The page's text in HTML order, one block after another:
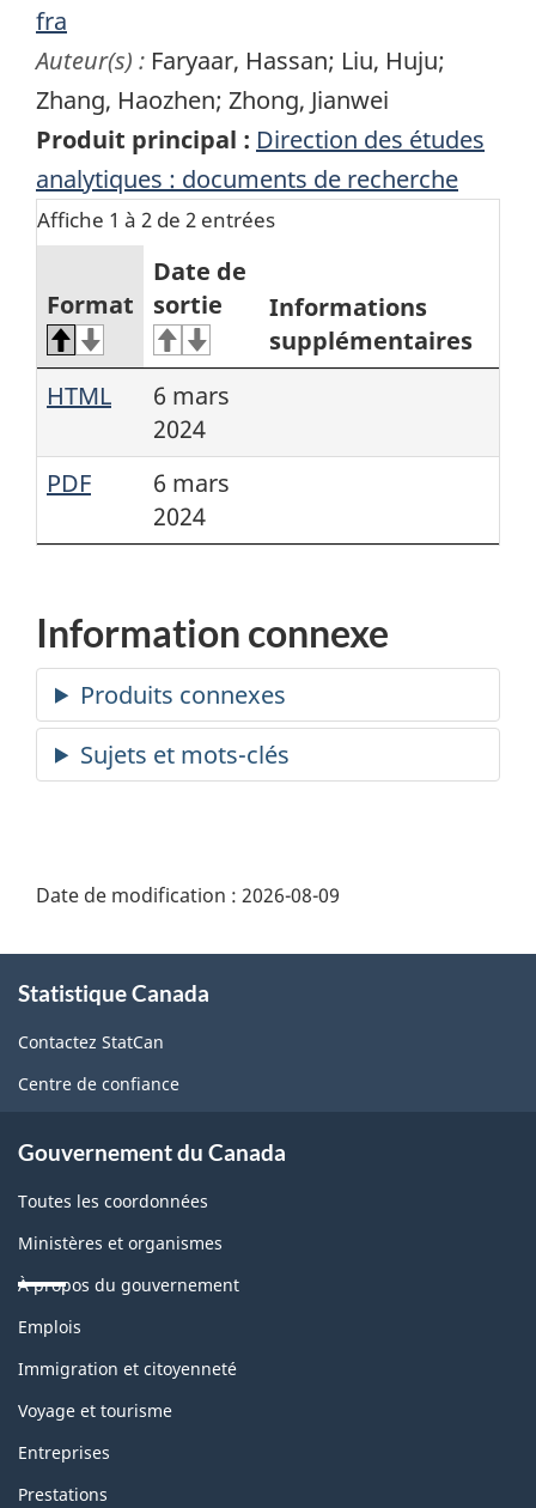
fra
Auteur(s) : Faryaar, Hassan; Liu, Huju;
Zhang, Haozhen; Zhong, Jianwei
Produit principal : Direction des études
analytiques : documents de recherche
Affiche 1 à 2 de 2 entrées
Format
Date de
sortie
Informations
supplémentaires
HTML
6 mars
2024
PDF
6 mars
2024
Information connexe
Date de modification : 2026-08-09
propos
de
ce
Statistique Canada
Contactez StatCan
Centre de confiance
Gouvernement du Canada
Toutes les coordonnées
Ministères et organismes
À propos du gouvernement
Thèmes
sujets
Emplois
Immigration et citoyenneté
Voyage et tourisme
Entreprises
Prestations